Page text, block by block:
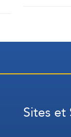
Sites et